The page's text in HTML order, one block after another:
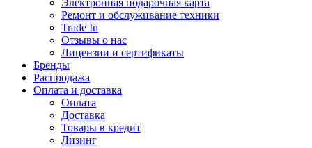
Электронная подарочная карта
Ремонт и обслуживание техники
Trade In
Отзывы о нас
Лицензии и сертификаты
Бренды
Распродажа
Оплата и доставка
Оплата
Доставка
Товары в кредит
Лизинг